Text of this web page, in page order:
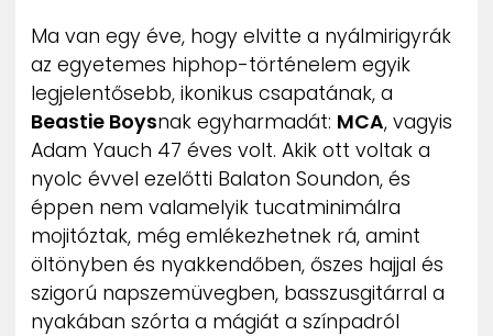
ZENE
MÉDIAAJÁNLAT
IMPRESSZUM
PR-ARCHÍVUM
ADATKEZELÉSI TÁJÉKOZTATÓ
Ma van egy éve, hogy elvitte a nyálmirigyrák
az egyetemes hiphop-történelem egyik
legjelentősebb, ikonikus csapatának, a
Beastie Boysnak egyharmadát: MCA, vagyis
Adam Yauch 47 éves volt. Akik ott voltak a
nyolc évvel ezelőtti Balaton Soundon, és
éppen nem valamelyik tucatminimálra
mojitóztak, még emlékezhetnek rá, amint
öltönyben és nyakkendőben, őszes hajjal és
szigorú napszemüvegben, basszusgitárral a
nyakában szórta a mágiát a színpadról